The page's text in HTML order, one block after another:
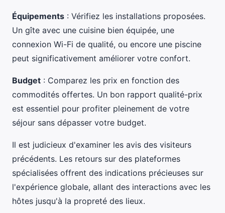
Équipements : Vérifiez les installations proposées.
Un gîte avec une cuisine bien équipée, une
connexion Wi-Fi de qualité, ou encore une piscine
peut significativement améliorer votre confort.
Budget : Comparez les prix en fonction des
commodités offertes. Un bon rapport qualité-prix
est essentiel pour profiter pleinement de votre
séjour sans dépasser votre budget.
Il est judicieux d'examiner les avis des visiteurs
précédents. Les retours sur des plateformes
spécialisées offrent des indications précieuses sur
l'expérience globale, allant des interactions avec les
hôtes jusqu'à la propreté des lieux.